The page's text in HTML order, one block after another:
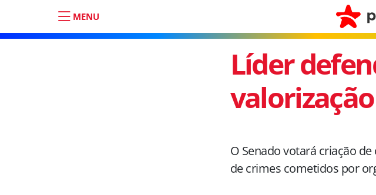
MENU
Líder
O Senado votará criação
de crimes cometidos por